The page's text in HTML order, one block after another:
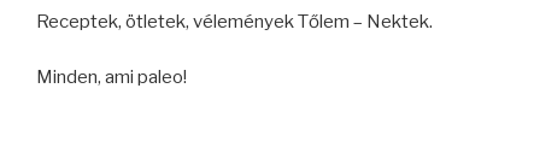
Receptek, ötletek, vélemények Tőlem – Nektek.
Minden, ami paleo!